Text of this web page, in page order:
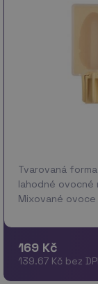
Tvarovaná
lahodné
Mixované ovoce
přid…více
169 Kč
139.67 Kč bez